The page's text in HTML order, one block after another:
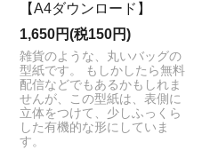
【A4ダウンロード】
1,650円(税150円)
雑貨のような、丸いバッグの
型紙です。 もしかしたら無料
配信などでもあるかもしれま
せんが、この型紙は、表側に
立体をつけて、少しふっくら
した有機的な形にしていま
す。